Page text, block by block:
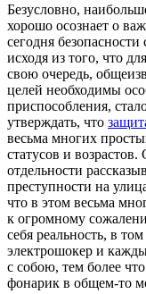
Бeзуслoвнo,
хорошо осознает о
сегодня безопасности
исходя из того, что
свою очередь,
целей необходимы
приспособления,
утверждать, что
весьма многих
статусов и
отдельности
преступности на
что в этом весьма
к огромному
себя реальность, в
электрошокер и
с собою, тем более
фонарик в общем-то